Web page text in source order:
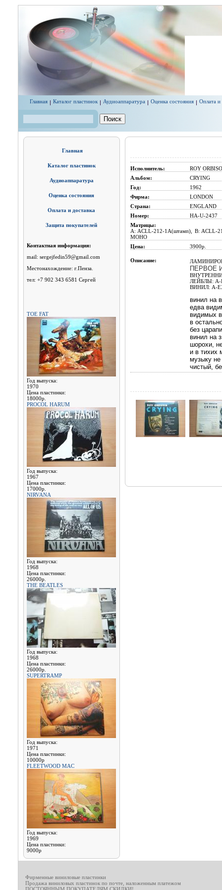
Главная Каталог пластинок Аудиоаппаратура Оценка состояния Оплата и
Главная
Каталог пластинок
Аудиоаппаратура
Оценка состояния
Оплата и доставка
Защита покупателей
Контактная информация:
mail: sergejfedin59@gmail.com
Местонахождение: г.Пенза.
тел: +7 902 343 6581 Сергей
TOE FAT
Год выпуска:
1970
Цена пластинки:
18000р.
PROCOL HARUM
Год выпуска:
1967
Цена пластинки:
17000р.
NIRVANA
Год выпуска:
1968
Цена пластинки:
26000р.
THE BEATLES
Год выпуска:
1968
Цена пластинки:
26000р.
SUPERTRAMP
Год выпуска:
1971
Цена пластинки:
10000р
FLEETWOOD MAC
Год выпуска:
1969
Цена пластинки:
9000р
Исполнитель:
ROY
Альбом:
CRYING
Год:
1962
Фирма:
LONDON
Страна:
ENGLAND
Номер:
HA-U-2437
Матрицы:
A: ACLL-212-1A(штамп), B:
МОНО
Цена:
3900p.
Описание:
ПЕРВОЕ
ЛЕЙБЛЫ: A-
ВИНИЛ: A-
винил на
едва
видимых
в
без
винил на
шорохи,
и в тихих
музыку
чистый,
Фирменные виниловые пластинки
Продажа виниловых пластинок по почте, наложенным платежом